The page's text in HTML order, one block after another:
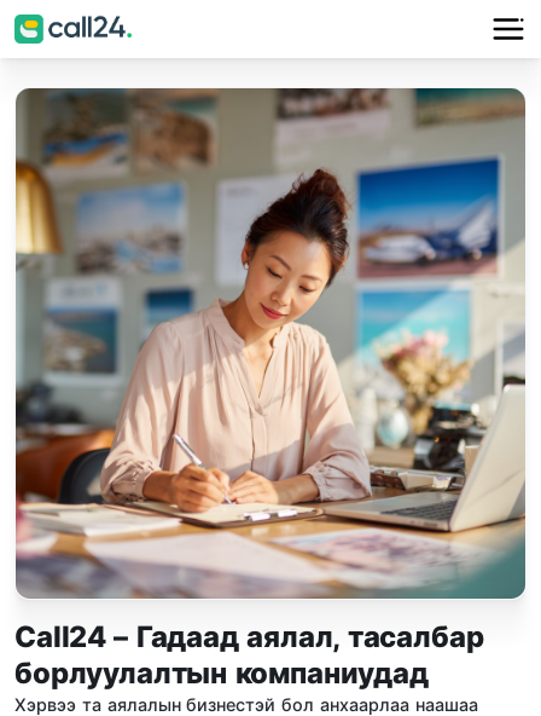
Call24 – Гадаад аялал, тасалбар
борлуулалтын компаниудад
Хэрвээ та аялалын бизнестэй бол анхаарлаа наашаа